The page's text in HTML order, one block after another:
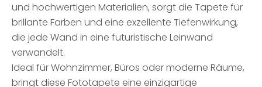
und hochwertigen Materialien, sorgt die Tapete für
brillante Farben und eine exzellente Tiefenwirkung,
die jede Wand in eine futuristische Leinwand
verwandelt.
Ideal für Wohnzimmer, Büros oder moderne Räume,
bringt diese Fototapete eine einzigartige